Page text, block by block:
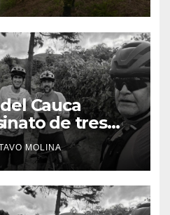
Cauca
de tres
MOLINA